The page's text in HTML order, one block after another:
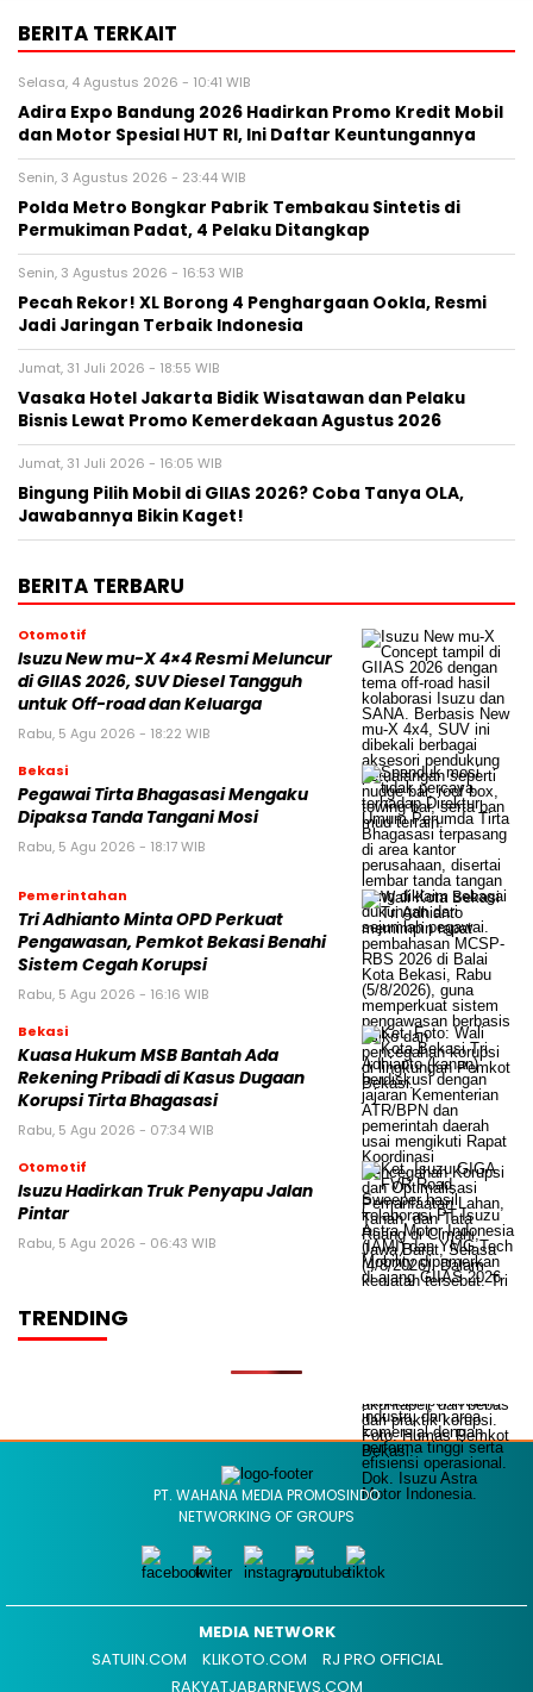
BERITA TERKAIT
Selasa, 4 Agustus 2026 - 10:41 WIB
Adira Expo Bandung 2026 Hadirkan Promo Kredit Mobil
dan Motor Spesial HUT RI, Ini Daftar Keuntungannya
Senin, 3 Agustus 2026 - 23:44 WIB
Polda Metro Bongkar Pabrik Tembakau Sintetis di
Permukiman Padat, 4 Pelaku Ditangkap
Senin, 3 Agustus 2026 - 16:53 WIB
Pecah Rekor! XL Borong 4 Penghargaan Ookla, Resmi
Jadi Jaringan Terbaik Indonesia
Jumat, 31 Juli 2026 - 18:55 WIB
Vasaka Hotel Jakarta Bidik Wisatawan dan Pelaku
Bisnis Lewat Promo Kemerdekaan Agustus 2026
Jumat, 31 Juli 2026 - 16:05 WIB
Bingung Pilih Mobil di GIIAS 2026? Coba Tanya OLA,
Jawabannya Bikin Kaget!
BERITA TERBARU
Otomotif
Isuzu New mu-X 4×4 Resmi Meluncur
di GIIAS 2026, SUV Diesel Tangguh
untuk Off-road dan Keluarga
Rabu, 5 Agu 2026 - 18:22 WIB
Bekasi
Pegawai Tirta Bhagasasi Mengaku
Dipaksa Tanda Tangani Mosi
Rabu, 5 Agu 2026 - 18:17 WIB
Pemerintahan
Tri Adhianto Minta OPD Perkuat
Pengawasan, Pemkot Bekasi Benahi
Sistem Cegah Korupsi
Rabu, 5 Agu 2026 - 16:16 WIB
Bekasi
Kuasa Hukum MSB Bantah Ada
Rekening Pribadi di Kasus Dugaan
Korupsi Tirta Bhagasasi
Rabu, 5 Agu 2026 - 07:34 WIB
Otomotif
Isuzu Hadirkan Truk Penyapu Jalan
Pintar
Rabu, 5 Agu 2026 - 06:43 WIB
TRENDING
PT. WAHANA MEDIA PROMOSINDO
NETWORKING OF GROUPS
MEDIA NETWORK
SATUIN.COM
KLIKOTO.COM
RJ PRO OFFICIAL
RAKYATJABARNEWS.COM